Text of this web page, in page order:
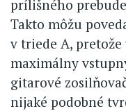
prílišného
Takto môžu
v triede A,
maximálny
gitarové
nijaké podobné